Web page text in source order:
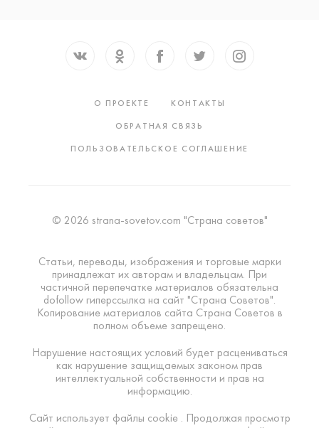
О ПРОЕКТЕ
КОНТАКТЫ
ОБРАТНАЯ СВЯЗЬ
ПОЛЬЗОВАТЕЛЬСКОЕ СОГЛАШЕНИЕ
© 2026 strana-sovetov.com "Страна советов"
Статьи, переводы, изображения и торговые марки
принадлежат их авторам и владельцам. При
частичной перепечатке материалов обязательна
dofollow гиперссылка на сайт "Страна Советов".
Копирование материалов сайта Страна Советов в
полном объеме запрещено.
Нарушение настоящих условий будет расцениваться
как нарушение защищаемых законом прав
интеллектуальной собственности и прав на
информацию.
Сайт использует файлы cookie . Продолжая просмотр